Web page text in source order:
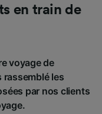
en train de
voyage de
rassemblé les
par nos clients